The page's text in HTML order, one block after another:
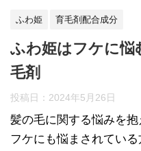
ふわ姫 育毛剤配合成分
ふわ姫はフケに悩
毛剤
投稿日： 2024年5月26日
髪の毛に関する悩みを
フケにも悩まされている